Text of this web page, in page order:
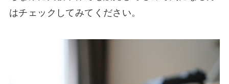
はチェックしてみてください。